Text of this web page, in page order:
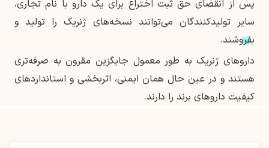
پس از انقضای حق ثبت اختراع برای یک دارو با نام تجاری،
سایر تولیدکنندگان می‌توانند نسخه‌های ژنریک را تولید و
بفروشند.
داروهای ژنریک به طور معمول جایگزین مقرون به صرفه‌تری
هستند و در عین حال همان ایمنی، اثربخشی و استانداردهای
کیفیت داروهای برند را دارند.